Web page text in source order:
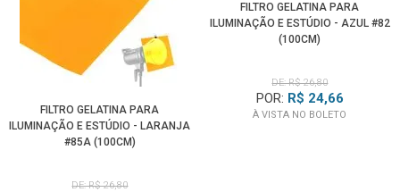
FILTRO GELATINA PARA
ILUMINAÇÃO E ESTÚDIO - LARANJA
#85A (100CM)
DE: R$ 26,80
FILTRO GELATINA PARA
ILUMINAÇÃO E ESTÚDIO - AZUL #82
(100CM)
DE: R$ 26,80
POR: R$ 24,66
À VISTA NO BOLETO